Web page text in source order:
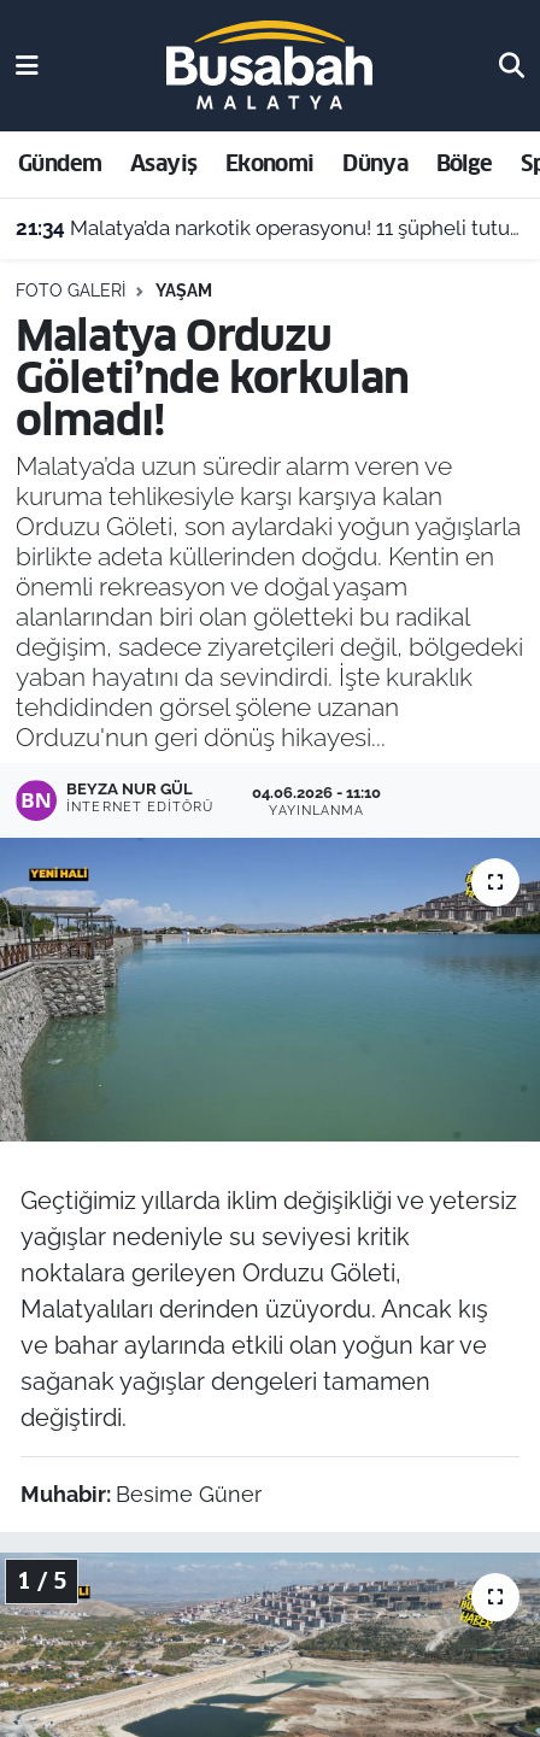
Gündem Asayiş Ekonomi Dünya Bölge
21:34 Malatya’da narkotik operasyonu! 11 şüpheli tutuklandı, uyuşturucu stoku ele geçirildi
FOTO GALERI YAŞAM
Malatya Orduzu
Göleti’nde korkulan
olmadı!
Malatya’da uzun süredir alarm veren ve
kuruma tehlikesiyle karşı karşıya kalan
Orduzu Göleti, son aylardaki yoğun yağışlarla
birlikte adeta küllerinden doğdu. Kentin en
önemli rekreasyon ve doğal yaşam
alanlarından biri olan göletteki bu radikal
değişim, sadece ziyaretçileri değil, bölgedeki
yaban hayatını da sevindirdi. İşte kuraklık
tehdidinden görsel şölene uzanan
Orduzu'nun geri dönüş hikayesi...
BEYZA NUR GÜL
İNTERNET EDITÖRÜ
04.06.2026 - 11:10
YAYINLANMA
Geçtiğimiz yıllarda iklim değişikliği ve yetersiz
yağışlar nedeniyle su seviyesi kritik
noktalara gerileyen Orduzu Göleti,
Malatyalıları derinden üzüyordu. Ancak kış
ve bahar aylarında etkili olan yoğun kar ve
sağanak yağışlar dengeleri tamamen
değiştirdi.
Muhabir: Besime Güner
1 / 5
Asayiş
Ekonomi
Dünya
Bölge
Spor
Resmi İlanlar
Malatya Nöbetçi Eczaneler
Malatya Hava Durumu
Malatya Namaz Vakitleri
Malatya Trafik Yoğunluk Haritası
Süper Lig Puan Durumu ve Fikstür
Tüm Manşetler
Son Dakika Haberleri
Haber Arşivi